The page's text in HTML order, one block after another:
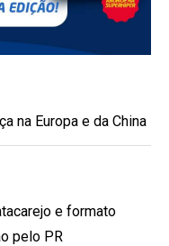
na Europa e da China
e formato
pelo PR